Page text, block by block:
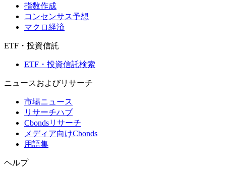
指数作成
コンセンサス予想
マクロ経済
ETF・投資信託
ETF・投資信託検索
ニュースおよびリサーチ
市場ニュース
リサーチハブ
Cbondsリサーチ
メディア向けCbonds
用語集
ヘルプ